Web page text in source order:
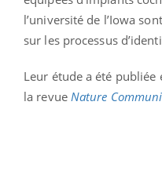
l’université de l’Iowa
sur les processus
Leur étude a été
la revue Nature